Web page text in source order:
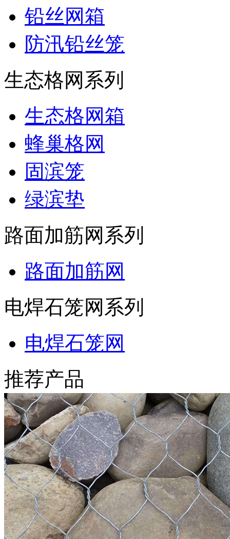
铅丝网箱
防汛铅丝笼
生态格网系列
生态格网箱
蜂巢格网
固滨笼
绿滨垫
路面加筋网系列
路面加筋网
电焊石笼网系列
电焊石笼网
推荐产品